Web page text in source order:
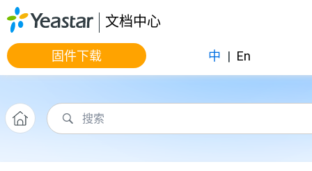
跳转到主要内容
文档中心
固件下载 中 | En